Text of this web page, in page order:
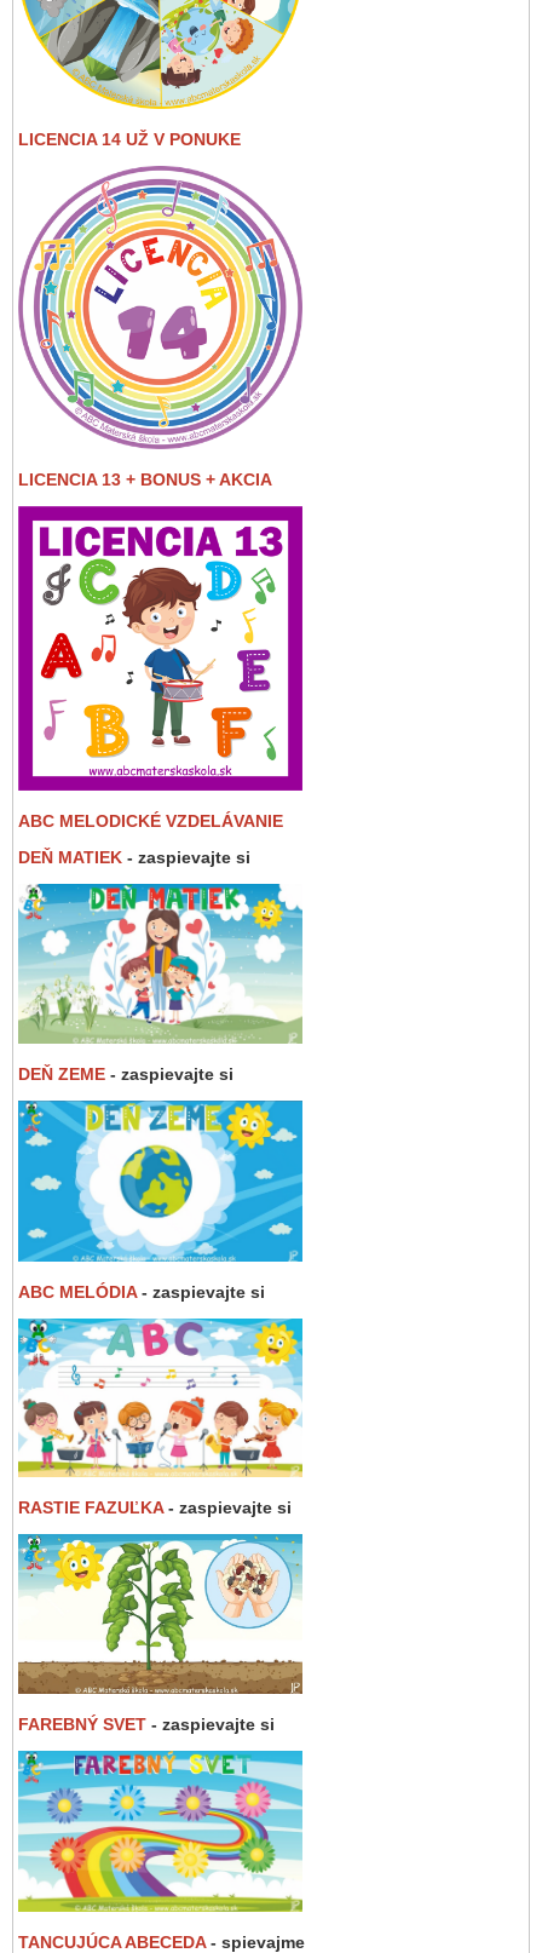
LICENCIA 14 UŽ V PONUKE
LICENCIA 13 + BONUS + AKCIA
ABC MELODICKÉ VZDELÁVANIE
DEŇ MATIEK - zaspievajte si
DEŇ ZEME - zaspievajte si
ABC MELÓDIA- zaspievajte si
RASTIE FAZUĽKA- zaspievajte si
FAREBNÝ SVET - zaspievajte si
TANCUJÚCA ABECEDA- spievajme